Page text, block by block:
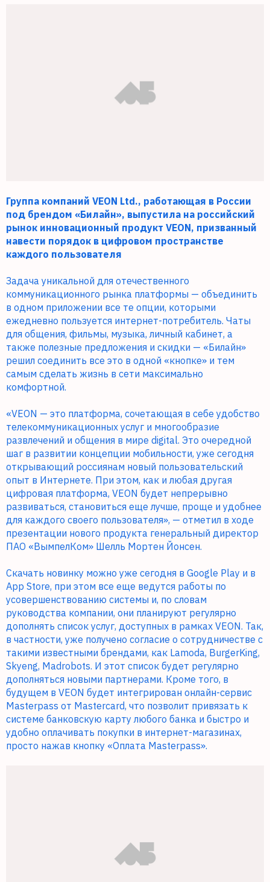
Группа компаний VEON Ltd., работающая в России
под брендом «Билайн», выпустила на российский
рынок инновационный продукт VEON, призванный
навести порядок в цифровом пространстве
каждого пользователя
Задача уникальной для отечественного
коммуникационного рынка платформы — объединить
в одном приложении все те опции, которыми
ежедневно пользуется интернет-потребитель. Чаты
для общения, фильмы, музыка, личный кабинет, а
также полезные предложения и скидки — «Билайн»
решил соединить все это в одной «кнопке» и тем
самым сделать жизнь в сети максимально
комфортной.
«VEON — это платформа, сочетающая в себе удобство
телекоммуникационных услуг и многообразие
развлечений и общения в мире digital. Это очередной
шаг в развитии концепции мобильности, уже сегодня
открывающий россиянам новый пользовательский
опыт в Интернете. При этом, как и любая другая
цифровая платформа, VEON будет непрерывно
развиваться, становиться еще лучше, проще и удобнее
для каждого своего пользователя», — отметил в ходе
презентации нового продукта генеральный директор
ПАО «ВымпелКом» Шелль Мортен Йонсен.
Скачать новинку можно уже сегодня в Google Play и в
App Store, при этом все еще ведутся работы по
усовершенствованию системы и, по словам
руководства компании, они планируют регулярно
дополнять список услуг, доступных в рамках VEON. Так,
в частности, уже получено согласие о сотрудничестве с
такими известными брендами, как Lamoda, BurgerKing,
Skyeng, Madrobots. И этот список будет регулярно
дополняться новыми партнерами. Кроме того, в
будущем в VEON будет интегрирован онлайн-сервис
Masterpass от Mastercard, что позволит привязать к
системе банковскую карту любого банка и быстро и
удобно оплачивать покупки в интернет-магазинах,
просто нажав кнопку «Оплата Masterpass».